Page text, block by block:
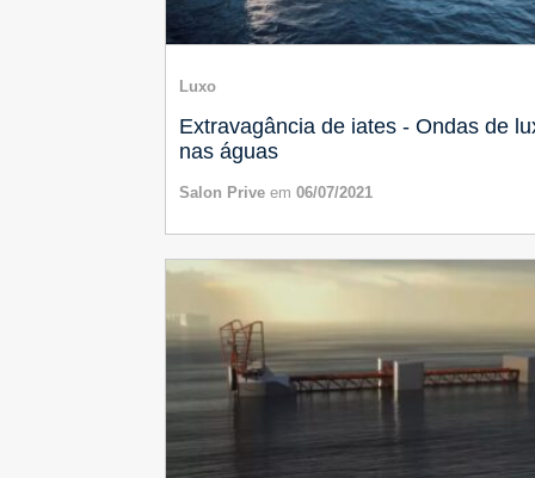
Luxo
Extravagância de iates - Ondas de
nas águas
Salon Prive em 06/07/2021